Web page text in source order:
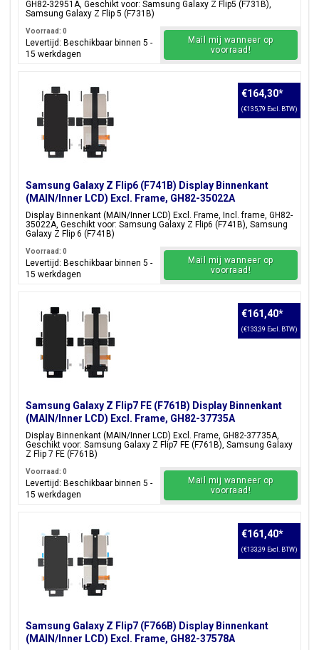
GH82-32951A, Geschikt voor: Samsung Galaxy Z Flip5 (F731B),
Samsung Galaxy Z Flip 5 (F731B)
Voorraad: 0
Levertijd: Beschikbaar binnen 5 -
15 werkdagen
Mail mij wanneer op
voorraad!
Samsung Galaxy Z Flip6 (F741B) Display Binnenkant
(MAIN/Inner LCD) Excl. Frame, GH82-35022A
Display Binnenkant (MAIN/Inner LCD) Excl. Frame, Incl. frame, GH82-
35022A, Geschikt voor: Samsung Galaxy Z Flip6 (F741B), Samsung
Galaxy Z Flip 6 (F741B)
€164,30*
(€135,79 Excl. BTW)
Voorraad: 0
Levertijd: Beschikbaar binnen 5 -
15 werkdagen
Mail mij wanneer op
voorraad!
Samsung Galaxy Z Flip7 FE (F761B) Display Binnenkant
(MAIN/Inner LCD) Excl. Frame, GH82-37735A
Display Binnenkant (MAIN/Inner LCD) Excl. Frame, GH82-37735A,
Geschikt voor: Samsung Galaxy Z Flip7 FE (F761B), Samsung Galaxy
Z Flip 7 FE (F761B)
€161,40*
(€133,39 Excl. BTW)
Voorraad: 0
Levertijd: Beschikbaar binnen 5 -
15 werkdagen
Mail mij wanneer op
voorraad!
Samsung Galaxy Z Flip7 (F766B) Display Binnenkant
(MAIN/Inner LCD) Excl. Frame, GH82-37578A
€161,40*
(€133,39 Excl. BTW)